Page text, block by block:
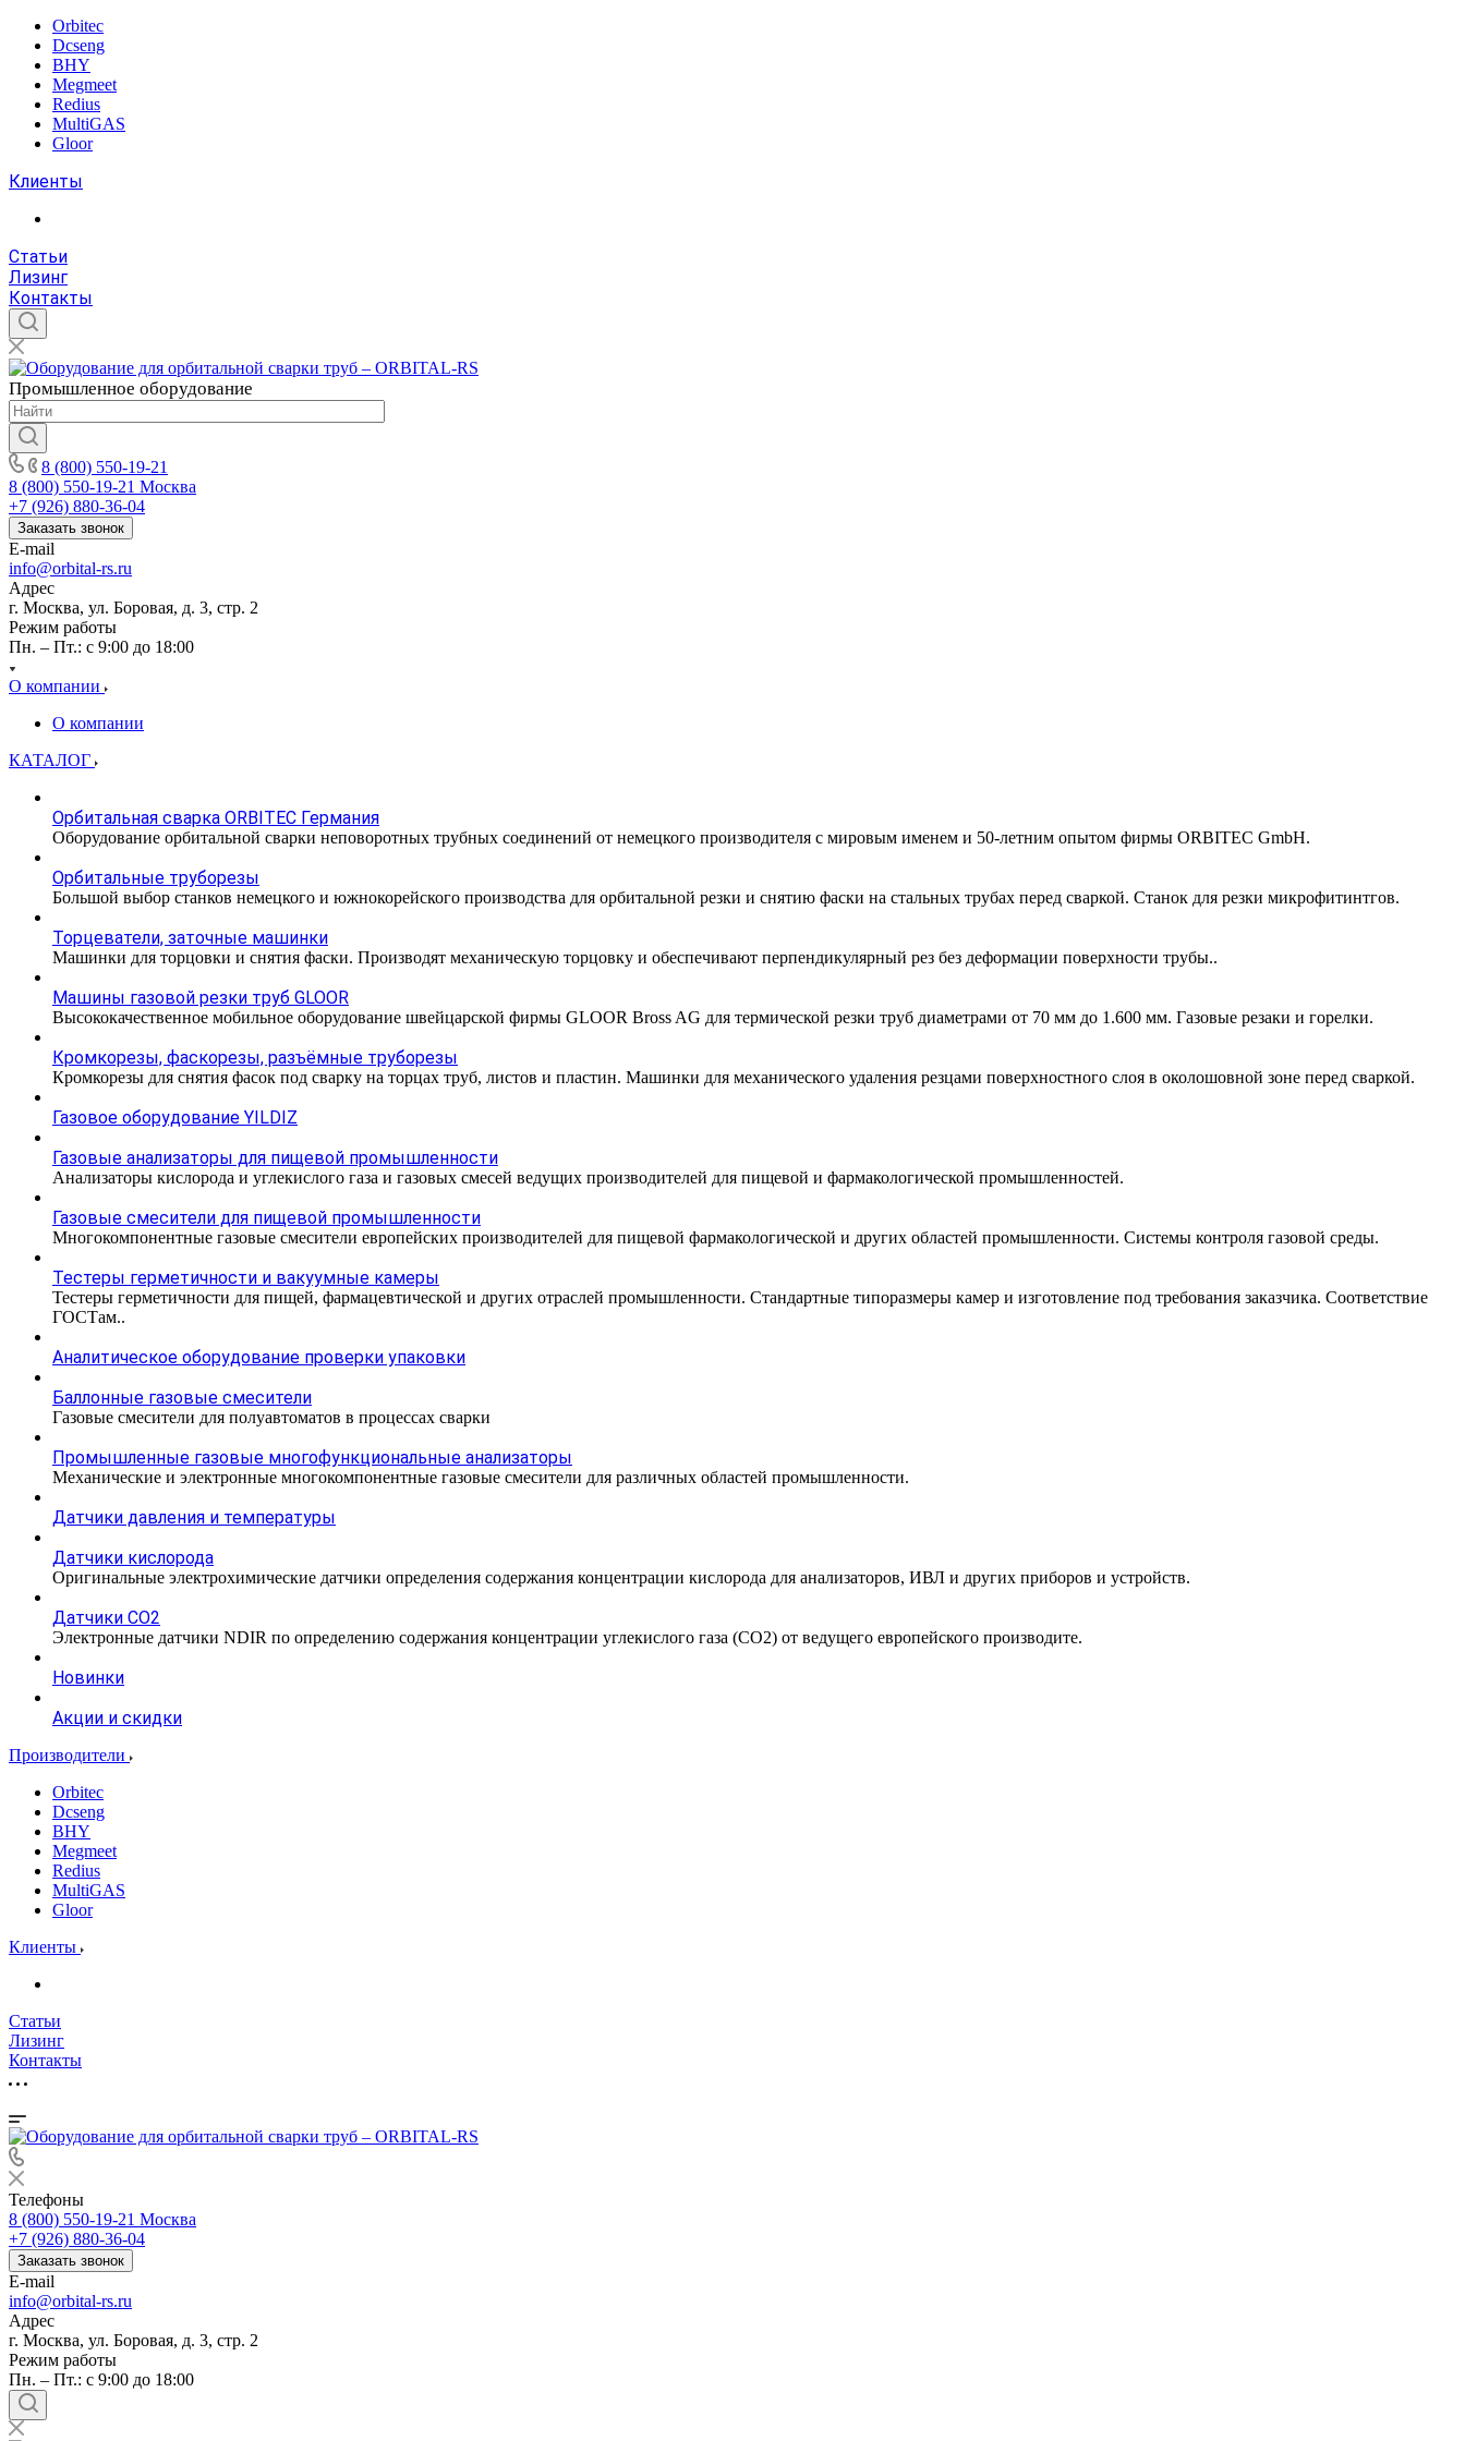
Orbitec
Dcseng
BHY
Megmeet
Redius
MultiGAS
Gloor
Клиенты
Статьи
Лизинг
Контакты
Промышленное оборудование
8 (800) 550-19-21
8 (800) 550-19-21 Москва
+7 (926) 880-36-04
Заказать звонок
E-mail
info@orbital-rs.ru
Адрес
г. Москва, ул. Боровая, д. 3, стр. 2
Режим работы
Пн. – Пт.: с 9:00 до 18:00
О компании
О компании
КАТАЛОГ
Орбитальная сварка ORBITEC Германия
Оборудование орбитальной сварки неповоротных трубных соединений от немецкого производителя с мировым именем и 50-летним опытом фирмы ORBITEC GmbH.
Орбитальные труборезы
Большой выбор станков немецкого и южнокорейского производства для орбитальной резки и снятию фаски на стальных трубах перед сваркой. Станок для резки микрофитинтгов.
Торцеватели, заточные машинки
Машинки для торцовки и снятия фаски. Производят механическую торцовку и обеспечивают перпендикулярный рез без деформации поверхности трубы..
Машины газовой резки труб GLOOR
Высококачественное мобильное оборудование швейцарской фирмы GLOOR Bross AG для термической резки труб диаметрами от 70 мм до 1.600 мм. Газовые резаки и горелки.
Кромкорезы, фаскорезы, разъёмные труборезы
Кромкорезы для снятия фасок под сварку на торцах труб, листов и пластин. Машинки для механического удаления резцами поверхностного слоя в околошовной зоне перед сваркой.
Газовое оборудование YILDIZ
Газовые анализаторы для пищевой промышленности
Анализаторы кислорода и углекислого газа и газовых смесей ведущих производителей для пищевой и фармакологической промышленностей.
Газовые смесители для пищевой промышленности
Многокомпонентные газовые смесители европейских производителей для пищевой фармакологической и других областей промышленности. Системы контроля газовой среды.
Тестеры герметичности и вакуумные камеры
Тестеры герметичности для пищей, фармацевтической и других отраслей промышленности. Стандартные типоразмеры камер и изготовление под требования заказчика. Соответствие
ГОСТам..
Аналитическое оборудование проверки упаковки
Баллонные газовые смесители
Газовые смесители для полуавтоматов в процессах сварки
Промышленные газовые многофункциональные анализаторы
Механические и электронные многокомпонентные газовые смесители для различных областей промышленности.
Датчики давления и температуры
Датчики кислорода
Оригинальные электрохимические датчики определения содержания концентрации кислорода для анализаторов, ИВЛ и других приборов и устройств.
Датчики CO2
Электронные датчики NDIR по определению содержания концентрации углекислого газа (СО2) от ведущего европейского производите.
Новинки
Акции и скидки
Производители
Orbitec
Dcseng
BHY
Megmeet
Redius
MultiGAS
Gloor
Клиенты
Статьи
Лизинг
Контакты
Телефоны
8 (800) 550-19-21 Москва
+7 (926) 880-36-04
Заказать звонок
E-mail
info@orbital-rs.ru
Адрес
г. Москва, ул. Боровая, д. 3, стр. 2
Режим работы
Пн. – Пт.: с 9:00 до 18:00